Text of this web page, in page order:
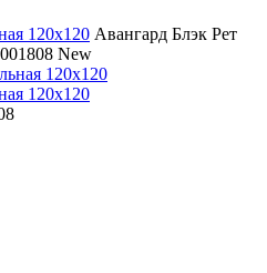
120x120 Авангард Блэк Рет
New
120x120